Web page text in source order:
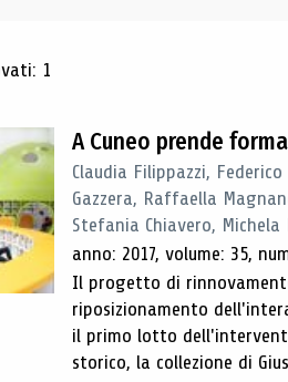
di ricerca
1
A Cuneo prende
Claudia Filippazzi,
Gazzera, Raffaella
Stefania Chiavero, Michela
anno: 2017, volume: 35,
Il progetto di
riposizionamento
il primo lotto
storico, la collezione di